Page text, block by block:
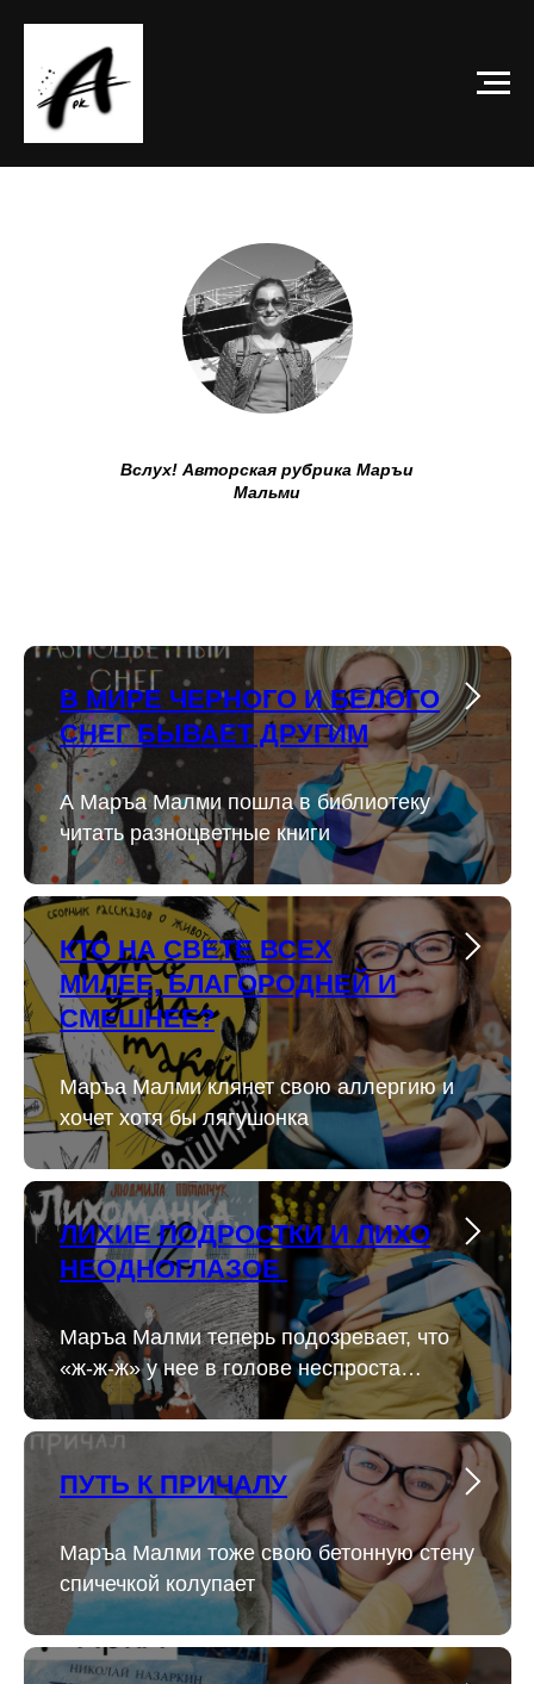
Вслух! Авторская рубрика Маръи
Мальми
В МИРЕ ЧЕРНОГО И БЕЛОГО
СНЕГ БЫВАЕТ ДРУГИМ
А Маръа Малми пошла в библиотеку
читать разноцветные книги
КТО НА СВЕТЕ ВСЕХ
МИЛЕЕ, БЛАГОРОДНЕЙ И
СМЕШНЕЕ?
Маръа Малми клянет свою аллергию и
хочет хотя бы лягушонка
ЛИХИЕ ПОДРОСТКИ И ЛИХО
НЕОДНОГЛАЗОЕ
Маръа Малми теперь подозревает, что
«ж-ж-ж» у нее в голове неспроста…
ПУТЬ К ПРИЧАЛУ
Маръа Малми тоже свою бетонную стену
спичечкой колупает